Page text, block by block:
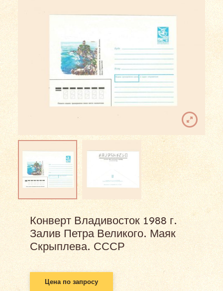
Конверт Владивосток 1988 г.
Залив Петра Великого. Маяк
Скрыплева. СССР
Цена по запросу